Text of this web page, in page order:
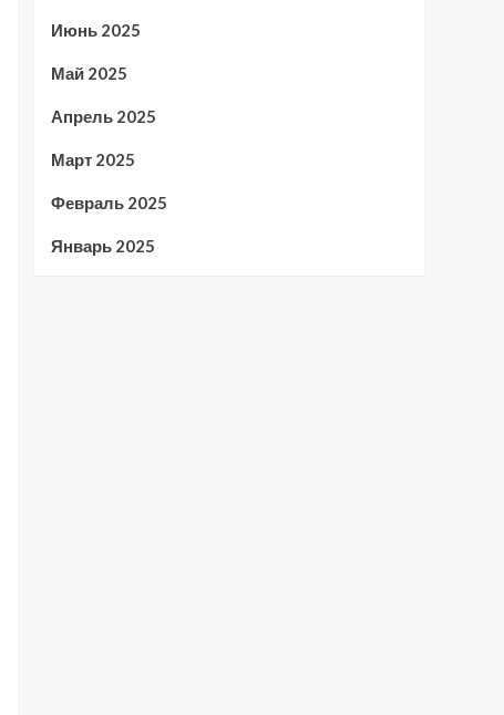
Июнь 2025
Май 2025
Апрель 2025
Март 2025
Февраль 2025
Январь 2025